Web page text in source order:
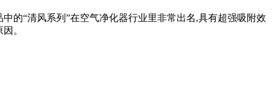
的“清风系列”在空气净化器行业里非常出名,具有超强吸附效
。